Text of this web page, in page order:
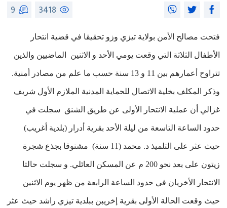
3418
9
فتحت مصالح الأمن بولاية تيزي وزو تحقيقا في قضية انتحار
الأطفال الثلاثة التي وقعت يومي الأحد و الاثنين الماضيين والذين
تتراوح أعمارهم بين 11 و 13 سنة حسب ما علم من مصادر أمنية.
وذكر المكلف بخلية الاتصال للحماية المدنية الملازم الأول شريف
غزالي أن عملية الانتحار الأولى عن طريق الشنق سجلت في
حدود الساعة التاسعة من ليلة الأحد بقرية أدرار (بلدية أغريب)
حيث عثر على التلميذ د. محمد (11 سنة) مشنوقا بجذع شجرة
زيتون على بعد نحو 200 م عن المسكن العائلي. و سجلت حالتا
الانتحار الأخريان في حدود الساعة الرابعة من ظهر يوم الاثنين
حيث وقعت الحالة الأولى بقرية إخريبن ببلدية تيزي راشد حيث عثر